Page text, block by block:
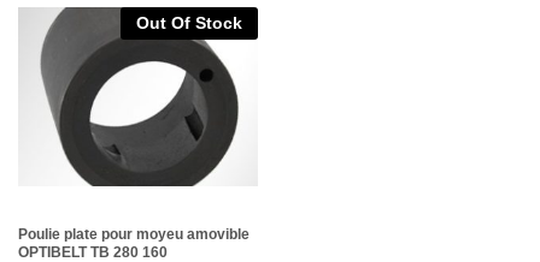
Out Of Stock
Poulie plate pour moyeu amovible
OPTIBELT TB 280 160